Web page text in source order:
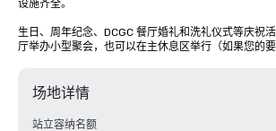
设施齐全。
生日、周年纪念、DCGC 餐厅婚礼和洗礼仪式等庆祝
厅举办小型聚会，也可以在主休息区举行（如果您的要
场地详情
站立容纳名额